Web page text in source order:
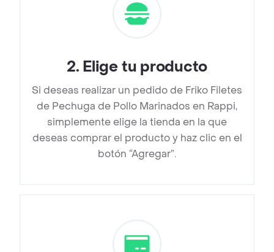
2. Elige tu producto
Si deseas realizar un pedido de Friko Filetes
de Pechuga de Pollo Marinados en Rappi,
simplemente elige la tienda en la que
deseas comprar el producto y haz clic en el
botón “Agregar”.